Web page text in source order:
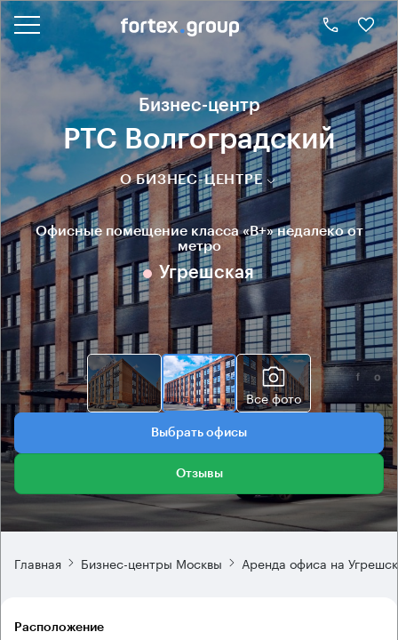
Бизнес-центр
РТС Волгоградский
О БИЗНЕС-ЦЕНТРЕ
Офисные помещение класса «B+» недалеко от
метро
Угрешская
Все фото
Выбрать офисы
Отзывы
Главная Бизнес-центры Москвы Аренда офиса на
Расположение